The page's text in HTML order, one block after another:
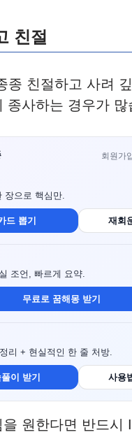
친절
종 친절하고 사려
종사하는 경우가 많
회원가
장으로 핵심만.
드 뽑기 재회
조언, 빠르게 요약.
무료로 꿈해몽 받기
리 + 현실적인 한 줄 처방.
이 받기 사용
원한다면 반드시